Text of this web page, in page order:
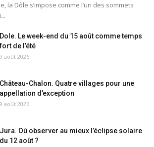
la Dôle s’impose comme l’un des sommets
Dole. Le week-end du 15 août comme temps
fort de l’été
9 août 2026
Château-Chalon. Quatre villages pour une
appellation d’exception
9 août 2026
Jura. Où observer au mieux l’éclipse solaire
du 12 août ?